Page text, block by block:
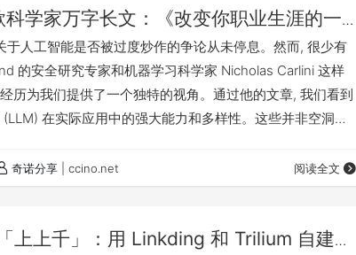
科学家万字长文：《改变你职业生涯的一
何运用人工智能完成工作》建议每个人都
于人工智能是否被过度炒作的争论从未停息。然而, 很少有
的安全研究专家和机器学习科学家 Nicholas Carlini 这样
历为我们提供了一个独特的视角。通过他的文章, 我们看到
在实际应用中的强大能力和多样性。这些并非空洞的
自撰写了一篇长达万字的文章, 详细介绍了他如何在日常生
。这篇洞察力十足的文章不仅展示了 …
奇诺分享 | ccino.net 阅读全文
上上千」：用 Linkding 和 Trilium 自建服